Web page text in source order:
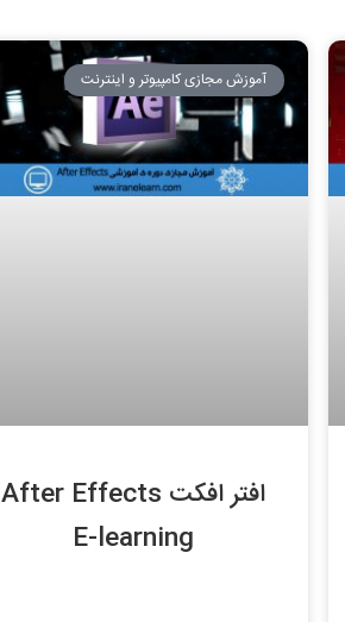
آموزش مجازی کامپیوتر و اینترنت
افتر افکت After Effects
E-learning